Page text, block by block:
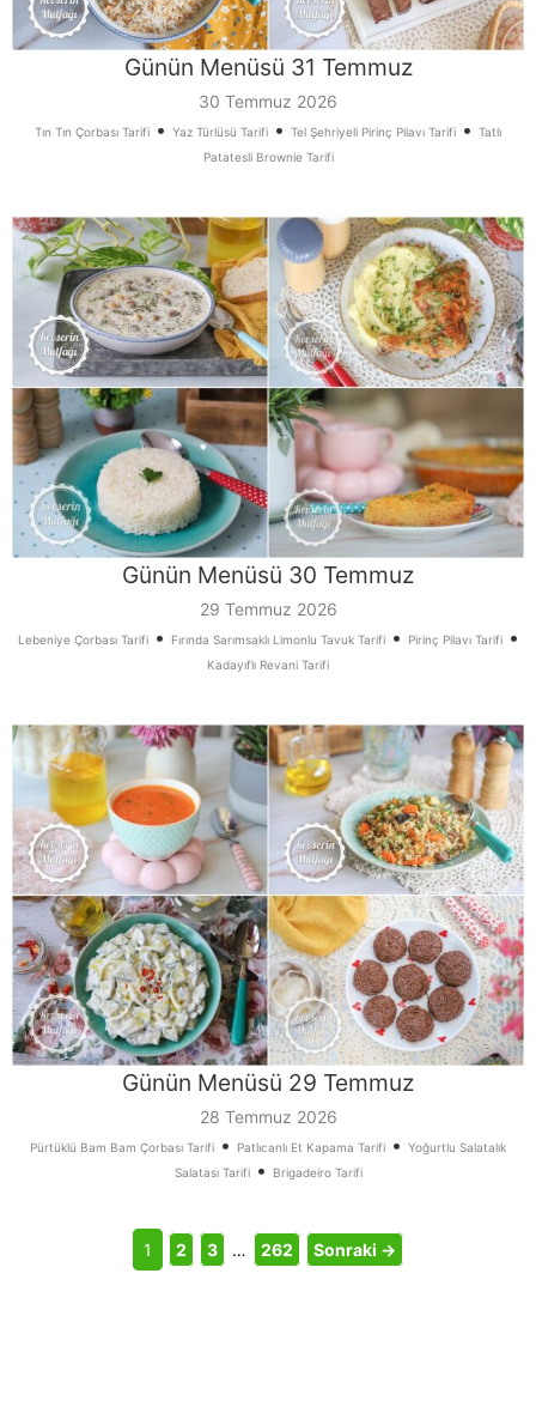
Günün Menüsü 31 Temmuz
30 Temmuz 2026
Tın Tın Çorbası Tarifi • Yaz Türlüsü Tarifi • Tel Şehriyeli Pirinç Pilavı Tarifi • Tatlı
Patatesli Brownie Tarifi
Günün Menüsü 30 Temmuz
29 Temmuz 2026
Lebeniye Çorbası Tarifi• Fırında Sarımsaklı Limonlu Tavuk Tarifi• Pirinç Pilavı Tarifi•
Kadayıflı Revani Tarifi
Günün Menüsü 29 Temmuz
28 Temmuz 2026
Pürtüklü Bam Bam Çorbası Tarifi • Patlıcanlı Et Kapama Tarifi • Yoğurtlu Salatalık
Salatası Tarifi• Brigadeiro Tarifi
1 2 3 … 262 Sonraki →